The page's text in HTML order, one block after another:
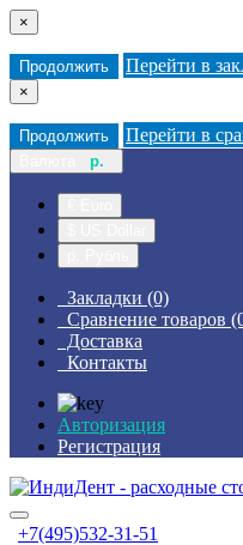
×
Продолжить Перейти в
×
Продолжить Перейти в
р.
Закладки (0)
Сравнение товаров
Доставка
Контакты
Авторизация
Регистрация
+7(495)532-31-51